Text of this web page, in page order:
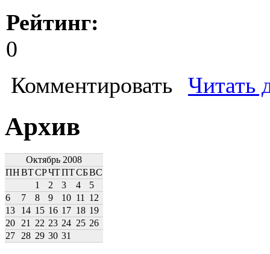
Рейтинг:
0
Комментировать
Читать
Архив
Октябрь 2008
ПНВТСРЧТПТСБВС
1
2 3 4
5
6
7 8 9 10 11
12
13
14 15 16 17 18 19
20
21 22 23 24 25 26
27
28 29 30 31